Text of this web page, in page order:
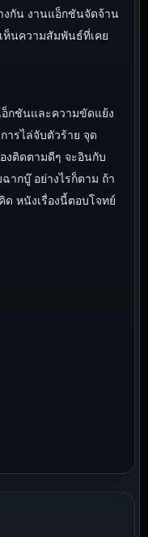
งกัน งานแอ็กชันจัดจ้าน
ห็นความสัมพันธ์ที่เคย
กชันและความขัดแย้ง
ารไล่จับตัวร้าย จุด
งติดตามดีๆ จะอินกับ
ากบู๊ อย่างไรก็ตาม ถ้า
หนังเรื่องนี้ตอบโจทย์